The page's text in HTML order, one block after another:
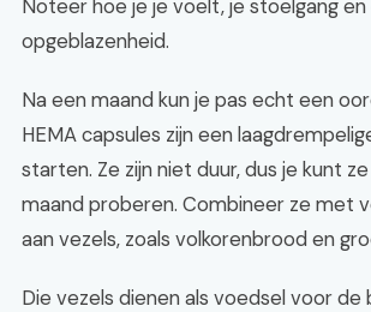
Noteer hoe je je voelt, je stoelgang
opgeblazenheid.
Na een maand kun je pas echt een
HEMA capsules zijn een
starten. Ze zijn niet duur, dus je kunt
maand proberen. Combineer ze met
aan vezels, zoals volkorenbrood en
Die vezels dienen als voedsel voor de